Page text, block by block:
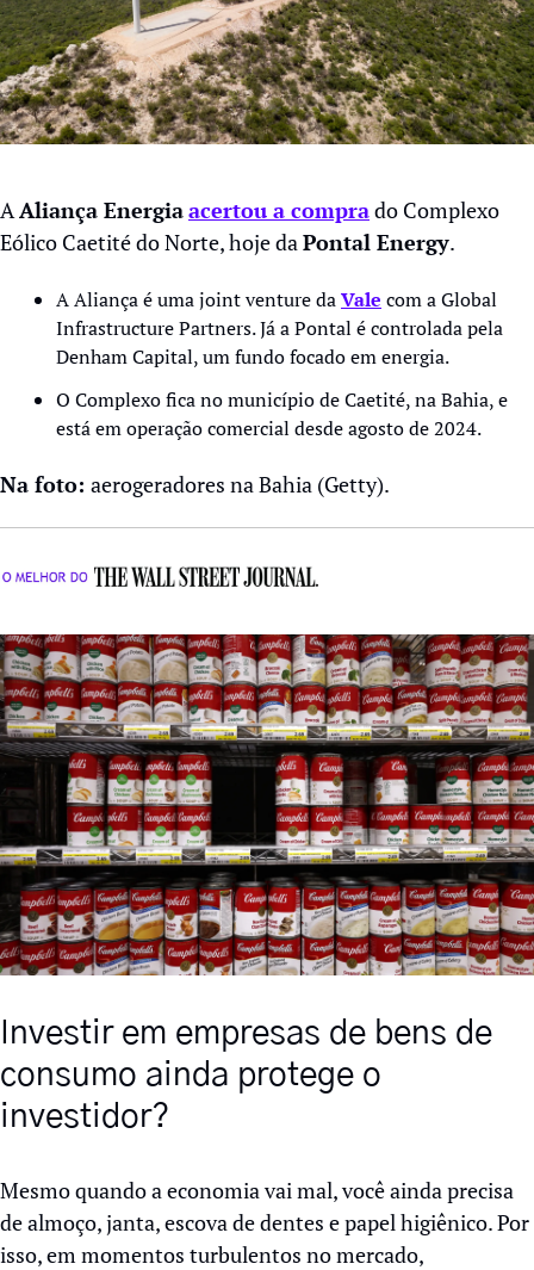
A Aliança Energiaacertou a compra do Complexo
Eólico Caetité do Norte, hoje da Pontal Energy.
A Aliança é uma joint venture da Vale com a Global
Infrastructure Partners. Já a Pontal é controlada pela
Denham Capital, um fundo focado em energia.
O Complexo fica no município de Caetité, na Bahia, e
está em operação comercial desde agosto de 2024.
Na foto: aerogeradores na Bahia (Getty).
Investir em empresas de bens de
consumo ainda protege o
investidor?
Mesmo quando a economia vai mal, você ainda precisa
de almoço, janta, escova de dentes e papel higiênico. Por
isso, em momentos turbulentos no mercado,